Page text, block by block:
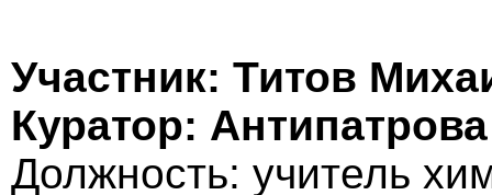
Участник: Титов
Куратор:
Должность: учитель